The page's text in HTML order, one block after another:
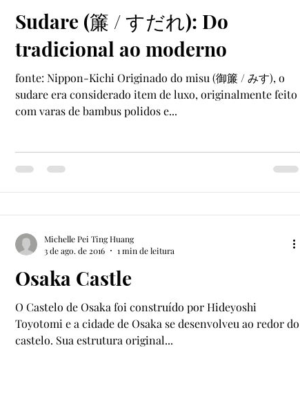
Sudare (簾 / すだれ): Do
tradicional ao moderno
fonte: Nippon-Kichi Originado do misu (御簾 / みす), o
sudare era considerado item de luxo, originalmente feito
com varas de bambus polidos e...
Osaka Castle
O Castelo de Osaka foi construído por Hideyoshi
Toyotomi e a cidade de Osaka se desenvolveu ao redor do
castelo. Sua estrutura original...
Michelle Pei Ting Huang
3 de ago. de 2016
1 min de leitura